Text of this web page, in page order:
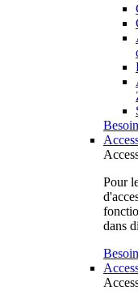
Pour
dans